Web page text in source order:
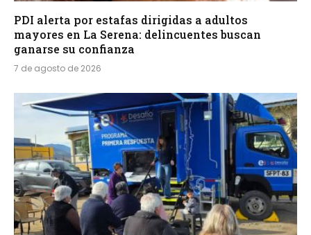
PDI alerta por estafas dirigidas a adultos
mayores en La Serena: delincuentes buscan
ganarse su confianza
7 de agosto de 2026